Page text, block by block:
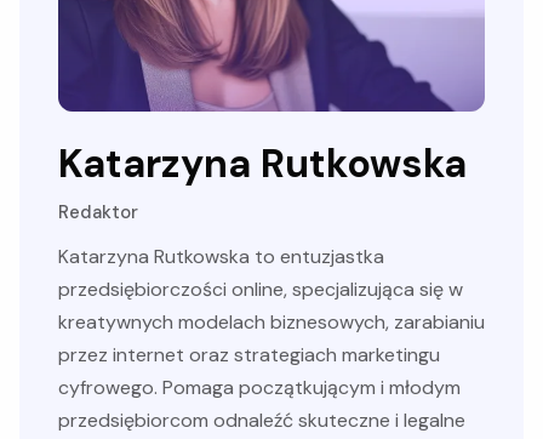
Katarzyna Rutkowska
Redaktor
Katarzyna Rutkowska to entuzjastka
przedsiębiorczości online, specjalizująca się w
kreatywnych modelach biznesowych, zarabianiu
przez internet oraz strategiach marketingu
cyfrowego. Pomaga początkującym i młodym
przedsiębiorcom odnaleźć skuteczne i legalne